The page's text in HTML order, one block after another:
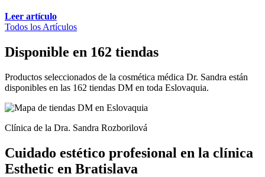
Leer artículo
Todos los Artículos
Disponible en 162 tiendas
Productos seleccionados de la cosmética médica Dr. Sandra están
disponibles en las 162 tiendas DM en toda Eslovaquia.
Clínica de la Dra. Sandra Rozborilová
Cuidado estético profesional en la clínica
Esthetic en Bratislava